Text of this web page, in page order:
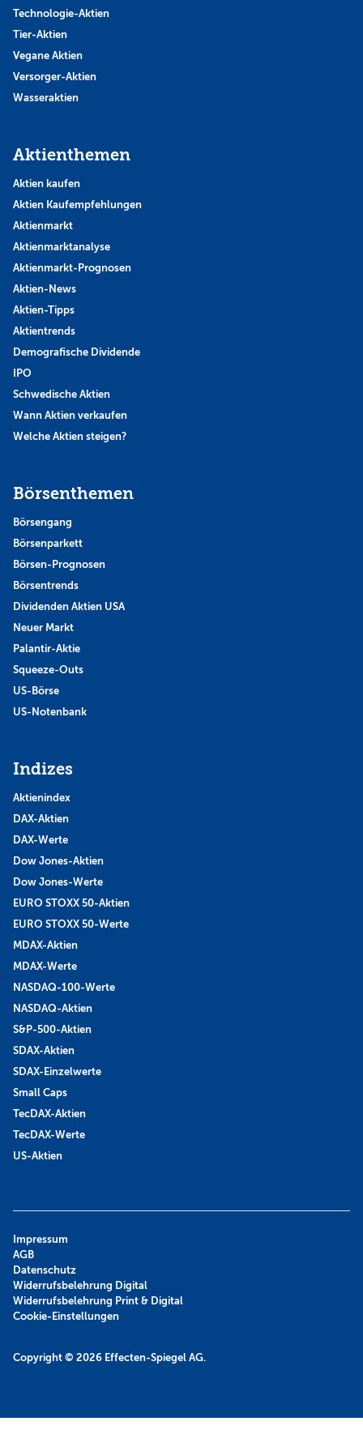
Technologie-Aktien
Tier-Aktien
Vegane Aktien
Versorger-Aktien
Wasseraktien
Aktienthemen
Aktien kaufen
Aktien Kaufempfehlungen
Aktienmarkt
Aktienmarktanalyse
Aktienmarkt-Prognosen
Aktien-News
Aktien-Tipps
Aktientrends
Demografische Dividende
IPO
Schwedische Aktien
Wann Aktien verkaufen
Welche Aktien steigen?
Börsenthemen
Börsengang
Börsenparkett
Börsen-Prognosen
Börsentrends
Dividenden Aktien USA
Neuer Markt
Palantir-Aktie
Squeeze-Outs
US-Börse
US-Notenbank
Indizes
Aktienindex
DAX-Aktien
DAX-Werte
Dow Jones-Aktien
Dow Jones-Werte
EURO STOXX 50-Aktien
EURO STOXX 50-Werte
MDAX-Aktien
MDAX-Werte
NASDAQ-100-Werte
NASDAQ-Aktien
S&P-500-Aktien
SDAX-Aktien
SDAX-Einzelwerte
Small Caps
TecDAX-Aktien
TecDAX-Werte
US-Aktien
Copyright © 2026 Effecten-Spiegel AG.
Impressum
AGB
Datenschutz
Widerrufsbelehrung Digital
Widerrufsbelehrung Print & Digital
Cookie-Einstellungen